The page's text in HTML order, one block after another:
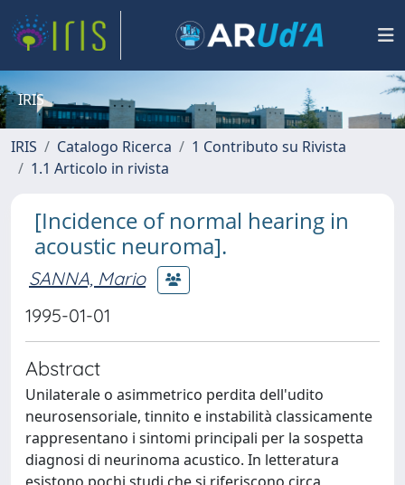
IRIS
IRIS Catalogo Ricerca
1 Contributo su Rivista
1.1 Articolo in rivista
[Incidence of normal hearing in
acoustic neuroma].
SANNA, Mario
1995-01-01
Abstract
Unilaterale o asimmetrico perdita dell'udito
neurosensoriale, tinnito e instabilità classicamente
rappresentano i sintomi principali per la sospetta
diagnosi di neurinoma acustico. In letteratura